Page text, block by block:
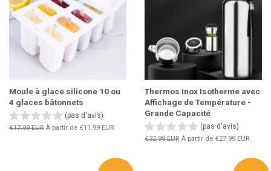
Moule à glace silicone 10 ou
4 glaces bâtonnets
(pas d'avis)
Prix
€17.99 EUR À partir de €11.99 EUR
Thermos Inox Isotherme avec
Affichage de Température -
Grande Capacité
(pas d'avis)
Prix
€32.99 EUR À partir de €27.99 EUR